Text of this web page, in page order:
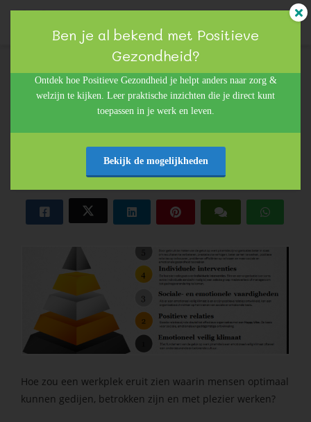
Sheila Neijman
28 juni 2017
Bewust leiderschap
Een werkplek waar iedereen gedijt
Hoe zou een werkplek eruit zien waarin mensen optimaal
kunnen gedijen, betrokken zijn en met plezier werken?
Ben je al bekend met Positieve
Gezondheid?
Ontdek hoe Positieve Gezondheid je helpt anders naar zorg &
welzijn te kijken. Leer praktische inzichten die je direct kunt
toepassen in je werk en leven.
Bekijk de mogelijkheden
om